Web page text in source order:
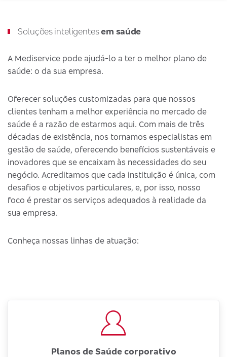
Soluções inteligentesem saúde
A Mediservice pode ajudá-lo a ter o melhor plano de
saúde: o da sua empresa.
Oferecer soluções customizadas para que nossos
clientes tenham a melhor experiência no mercado de
saúde é a razão de estarmos aqui. Com mais de três
décadas de existência, nos tornamos especialistas em
gestão de saúde, oferecendo benefícios sustentáveis e
inovadores que se encaixam às necessidades do seu
negócio. Acreditamos que cada instituição é única, com
desafios e objetivos particulares, e, por isso, nosso
foco é prestar os serviços adequados à realidade da
sua empresa.
Conheça nossas linhas de atuação:
Planos de Saúde corporativo